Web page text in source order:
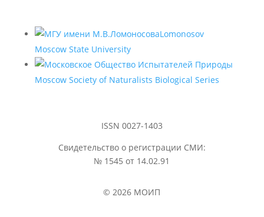
Lomonosov
Moscow State University
Moscow Society of Naturalists Biological Series
ISSN 0027-1403
Свидетельство о регистрации СМИ:
№ 1545 от 14.02.91
© 2026 МОИП